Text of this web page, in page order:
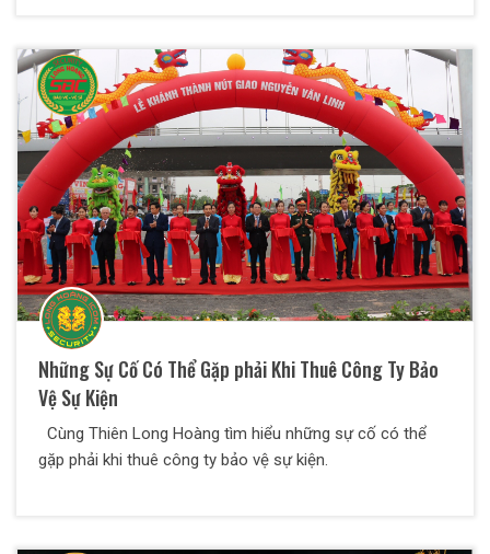
chọn cho mình những nhân viên bảo vệ chất lượng nhất.
Những Sự Cố Có Thể Gặp phải Khi Thuê Công Ty Bảo
Vệ Sự Kiện
Cùng Thiên Long Hoàng tìm hiểu những sự cố có thể
gặp phải khi thuê công ty bảo vệ sự kiện.